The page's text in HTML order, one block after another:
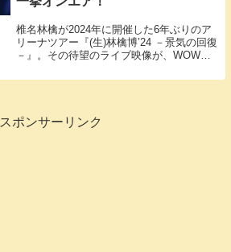
椎名林檎が2024年に開催した6年ぶりのア
リーナツアー『(生)林檎博’24 －景気の回復
－』。その待望のライブ映像が、WOWOW
ることが決定しました。
スポンサーリンク